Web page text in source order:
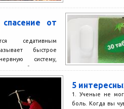
от
седативным
быстрое
систему,
возбудимость,
Это лекарство
5
1. Ученые не
боль. Когда вы